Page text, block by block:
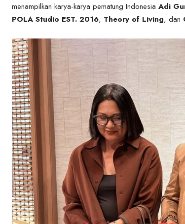
menampilkan karya-karya pematung Indonesia Adi
POLA Studio EST. 2016, Theory of Living, dan